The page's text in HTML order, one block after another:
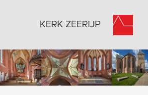
KERK ZEERIJP